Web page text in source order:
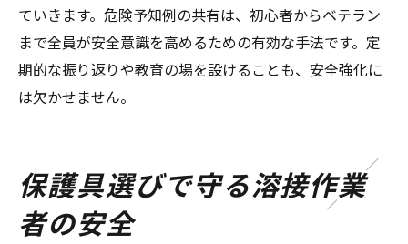
ていきます。危険予知例の共有は、初心者からベテラン
まで全員が安全意識を高めるための有効な手法です。定
期的な振り返りや教育の場を設けることも、安全強化に
は欠かせません。
保護具選びで守る溶接作業
者の安全